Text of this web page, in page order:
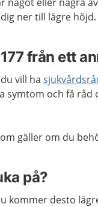
ner till lägre höjd.
från ett
du vill ha
symtom och få råd
gäller om du
på?
kommer desto